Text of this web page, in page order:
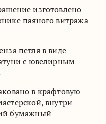
изготовлено
паяного витража
петля в виде
с ювелирным
в крафтовую
внутри
бумажный